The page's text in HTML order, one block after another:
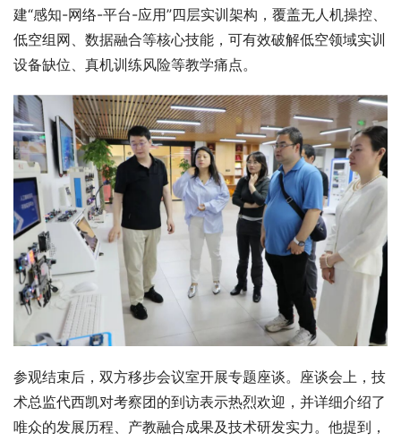
建“感知-网络-平台-应用”四层实训架构，覆盖无人机操控、
低空组网、数据融合等核心技能，可有效破解低空领域实训
设备缺位、真机训练风险等教学痛点。
参观结束后，双方移步会议室开展专题座谈。座谈会上，技
术总监代西凯对考察团的到访表示热烈欢迎，并详细介绍了
唯众的发展历程、产教融合成果及技术研发实力。他提到，